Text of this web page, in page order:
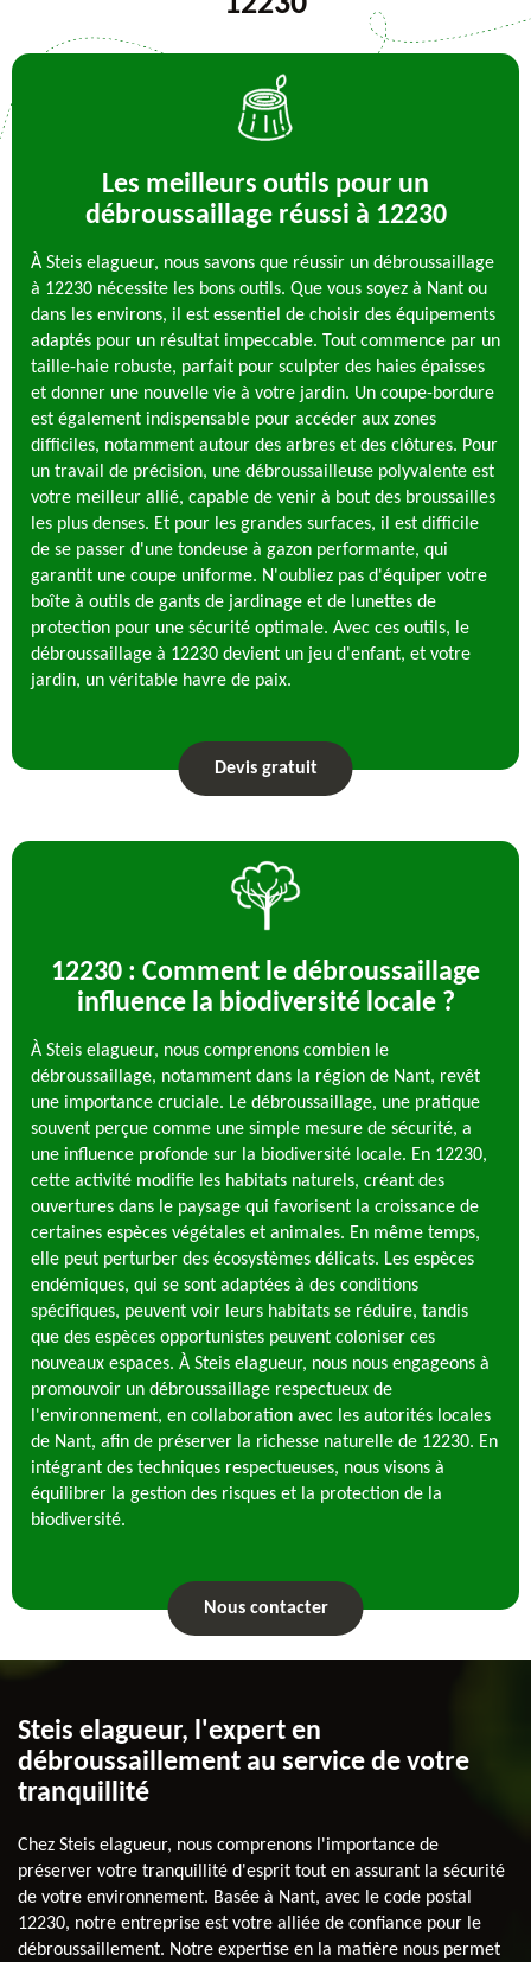
Les meilleurs outils pour un
débroussaillage réussi à 12230
À Steis elagueur, nous savons que réussir un débroussaillage
à 12230 nécessite les bons outils. Que vous soyez à Nant ou
dans les environs, il est essentiel de choisir des équipements
adaptés pour un résultat impeccable. Tout commence par un
taille-haie robuste, parfait pour sculpter des haies épaisses
et donner une nouvelle vie à votre jardin. Un coupe-bordure
est également indispensable pour accéder aux zones
difficiles, notamment autour des arbres et des clôtures. Pour
un travail de précision, une débroussailleuse polyvalente est
votre meilleur allié, capable de venir à bout des broussailles
les plus denses. Et pour les grandes surfaces, il est difficile
de se passer d'une tondeuse à gazon performante, qui
garantit une coupe uniforme. N'oubliez pas d'équiper votre
boîte à outils de gants de jardinage et de lunettes de
protection pour une sécurité optimale. Avec ces outils, le
débroussaillage à 12230 devient un jeu d'enfant, et votre
jardin, un véritable havre de paix.
Devis gratuit
12230 : Comment le débroussaillage
influence la biodiversité locale ?
À Steis elagueur, nous comprenons combien le
débroussaillage, notamment dans la région de Nant, revêt
une importance cruciale. Le débroussaillage, une pratique
souvent perçue comme une simple mesure de sécurité, a
une influence profonde sur la biodiversité locale. En 12230,
cette activité modifie les habitats naturels, créant des
ouvertures dans le paysage qui favorisent la croissance de
certaines espèces végétales et animales. En même temps,
elle peut perturber des écosystèmes délicats. Les espèces
endémiques, qui se sont adaptées à des conditions
spécifiques, peuvent voir leurs habitats se réduire, tandis
que des espèces opportunistes peuvent coloniser ces
nouveaux espaces. À Steis elagueur, nous nous engageons à
promouvoir un débroussaillage respectueux de
l'environnement, en collaboration avec les autorités locales
de Nant, afin de préserver la richesse naturelle de 12230. En
intégrant des techniques respectueuses, nous visons à
équilibrer la gestion des risques et la protection de la
biodiversité.
Nous contacter
Steis elagueur, l'expert en
débroussaillement au service de votre
tranquillité
Chez Steis elagueur, nous comprenons l'importance de
préserver votre tranquillité d'esprit tout en assurant la sécurité
de votre environnement. Basée à Nant, avec le code postal
12230, notre entreprise est votre alliée de confiance pour le
débroussaillement. Notre expertise en la matière nous permet